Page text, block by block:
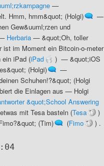
—
Hmm, hmm&quot; (Holgi)
—
Gew&uuml;rzen und
Herbaria — &quot;Oh, toller
ist im Moment ein Bitcoin-o-meter
ein iPad (iPad ) — &quot;iOS
(Holgi)
—
Schuhen!?&quot; (Holgi
die Einlagen aus — Holgi
&quot;School Answering
mit Tesa basteln (Tesa
)
(Tim) (Fimo ) .